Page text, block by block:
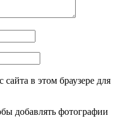
в этом браузере для
добавлять фотографии